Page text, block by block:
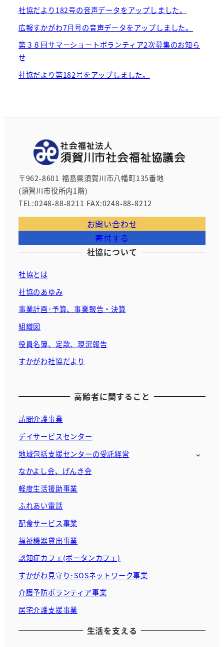
社協だより182号の音声データをアップしました。
広報すかがわ7月号の音声データをアップしました。
第３８回サマーショートボランティア2次募集のお知ら
せ
社協だより第182号をアップしました。
〒962-8601 福島県須賀川市八幡町135番地
(須賀川市役所内1階)
TEL:0248-88-8211 FAX:0248-88-8212
お問い合わせ
寄付する
社協について
社協とは
社協のあゆみ
事業計画･予算、事業報告・決算
組織図
役員名簿、定款、現況報告
すかがわ社協だより
高齢者に関すること
訪問介護事業
デイサービスセンター
地域包括支援センターの受託経営
なかよし会、げんき会
軽度生活援助事業
ふれあい電話
配食サービス事業
福祉機器貸出事業
認知症カフェ(ボータンカフェ)
すかがわ見守り･SOSネットワーク事業
介護予防ボランティア事業
居宅介護支援事業
生活を支える